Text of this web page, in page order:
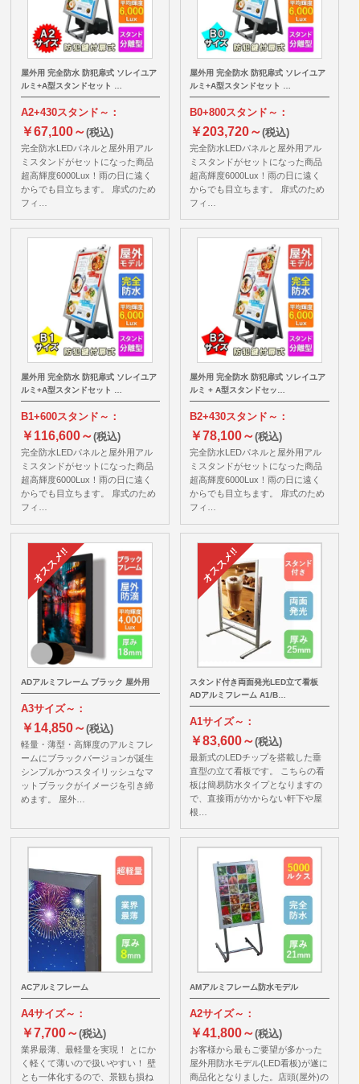
屋外用 完全防水 防犯扉式 ソレイユア
ルミ+A型スタンドセット …
A2+430スタンド～：
￥67,100～(税込)
完全防水LEDパネルと屋外用アル
ミスタンドがセットになった商品
超高輝度6000Lux！雨の日に遠く
からでも目立ちます。 扉式のため
フィ…
屋外用 完全防水 防犯扉式 ソレイユア
ルミ+A型スタンドセット …
B0+800スタンド～：
￥203,720～(税込)
完全防水LEDパネルと屋外用アル
ミスタンドがセットになった商品
超高輝度6000Lux！雨の日に遠く
からでも目立ちます。 扉式のため
フィ…
屋外用 完全防水 防犯扉式 ソレイユア
ルミ+A型スタンドセット …
B1+600スタンド～：
￥116,600～(税込)
完全防水LEDパネルと屋外用アル
ミスタンドがセットになった商品
超高輝度6000Lux！雨の日に遠く
からでも目立ちます。 扉式のため
フィ…
屋外用 完全防水 防犯扉式 ソレイユア
ルミ + A型スタンドセッ…
B2+430スタンド～：
￥78,100～(税込)
完全防水LEDパネルと屋外用アル
ミスタンドがセットになった商品
超高輝度6000Lux！雨の日に遠く
からでも目立ちます。 扉式のため
フィ…
ADアルミフレーム ブラック 屋外用
A3サイズ～：
￥14,850～(税込)
軽量・薄型・高輝度のアルミフレ
ームにブラックバージョンが誕生
シンプルかつスタイリッシュなマ
ットブラックがイメージを引き締
めます。 屋外…
スタンド付き両面発光LED立て看板
ADアルミフレーム A1/B…
A1サイズ～：
￥83,600～(税込)
最新式のLEDチップを搭載した垂
直型の立て看板です。 こちらの看
板は簡易防水タイプとなりますの
で、直接雨がかからない軒下や屋
根…
ACアルミフレーム
A4サイズ～：
￥7,700～(税込)
業界最薄、最軽量を実現！ とにか
く軽くて薄いので扱いやすい！ 壁
とも一体化するので、景観も損ね
AMアルミフレーム防水モデル
A2サイズ～：
￥41,800～(税込)
お客様から最もご要望が多かった
屋外用防水モデル(LED看板)が遂に
商品化となりました。店頭(屋外)の